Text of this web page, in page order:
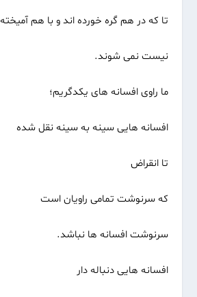
تا که در هم گره خورده اند و با هم آمیخته
نیست نمی شوند.
ما راوی افسانه های یکدگریم؛
افسانه هایی سینه به سینه نقل شده
تا انقراض
که سرنوشت تمامی راویان است
سرنوشت افسانه ها نباشد.
افسانه هایی دنباله دار